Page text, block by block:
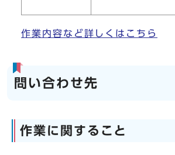
作業内容など詳しくはこちら
問い合わせ先
作業に関すること